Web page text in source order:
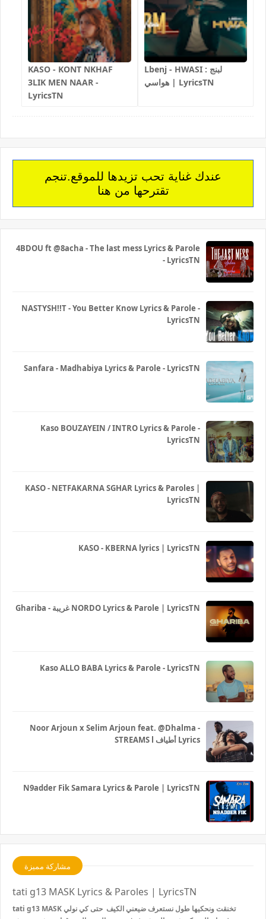
KASO - KONT NKHAF
3LIK MEN NAAR -
LyricsTN
Lbenj - HWASI لبنج :
هواسي | LyricsTN
عندك غناية تحب تزيدها للموقع.تنجم
تقترحها من هنا
4BDOU ft ‪@8acha‬ - The last mess Lyrics & Parole
- LyricsTN
NASTYSH!!T - You Better Know Lyrics & Parole -
LyricsTN
Sanfara - Madhabiya Lyrics & Parole - LyricsTN
Kaso BOUZAYEIN / INTRO Lyrics & Parole -
LyricsTN
KASO - NETFAKARNA SGHAR Lyrics & Paroles |
LyricsTN
KASO - KBERNA lyrics | LyricsTN
Ghariba - غريبة NORDO Lyrics & Parole | LyricsTN
Kaso ALLO BABA Lyrics & Parole - LyricsTN
Noor Arjoun x Selim Arjoun feat. @Dhalma -
STREAMS l أطياف Lyrics
N9adder Fik Samara Lyrics & Parole | LyricsTN
مشاركة مميزة
tati g13 MASK Lyrics & Paroles | LyricsTN
tati g13 MASK تخنقت ونحكيها طول نستعرف ضيعني الكيف حتى كي نولي